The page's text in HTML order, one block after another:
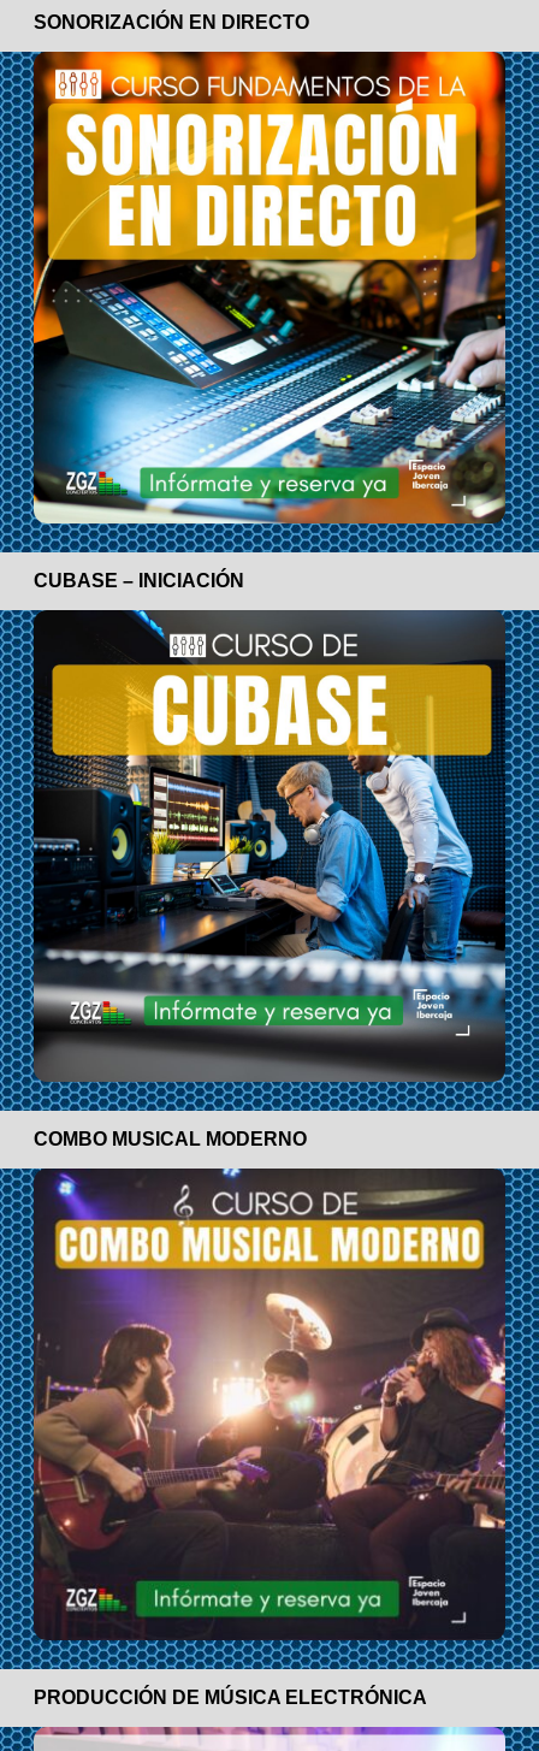
SONORIZACIÓN EN DIRECTO
CUBASE – INICIACIÓN
COMBO MUSICAL MODERNO
PRODUCCIÓN DE MÚSICA ELECTRÓNICA